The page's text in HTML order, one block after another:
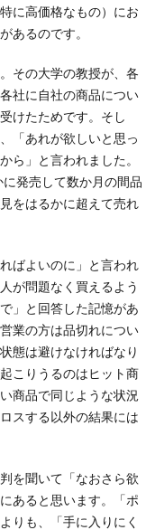
に高価格なもの）にお
あるのです。
その大学の教授が、各
社に自社の商品につい
けたためです。そし
「あれが欲しいと思っ
ら」と言われました。
発売して数か月の間品
をはるかに超えて売れ
ばよいのに」と言われ
が問題なく買えるよう
」と回答した記憶があ
業の方は品切れについ
態は避けなければなり
こりうるのはヒット商
商品で同じような状況
スする以外の結果には
を聞いて「なおさら欲
あると思います。「ポ
りも、「手に入りにく